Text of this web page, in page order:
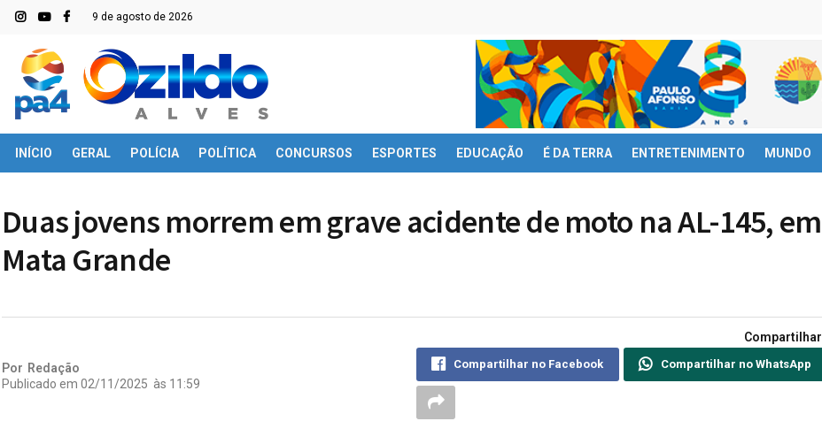
9 de agosto de 2026
INÍCIO GERAL POLÍCIA POLÍTICA CONCURSOS ESPORTES EDUCAÇÃO É DA TERRA ENTRETENIMENTO MUNDO
Duas jovens morrem em grave acidente de moto na AL-145, em
Mata Grande
Por Redação
Publicado em 02/11/2025 às 11:59
Compartilhar
Compartilhar no Facebook Compartilhar no WhatsApp